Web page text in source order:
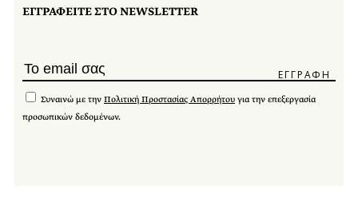
ΕΓΓΡΑΦΕΙΤΕ ΣΤΟ NEWSLETTER
Συναινώ με την Πολιτική Προστασίας Απορρήτου για την επεξεργασία
προσωπικών δεδομένων.